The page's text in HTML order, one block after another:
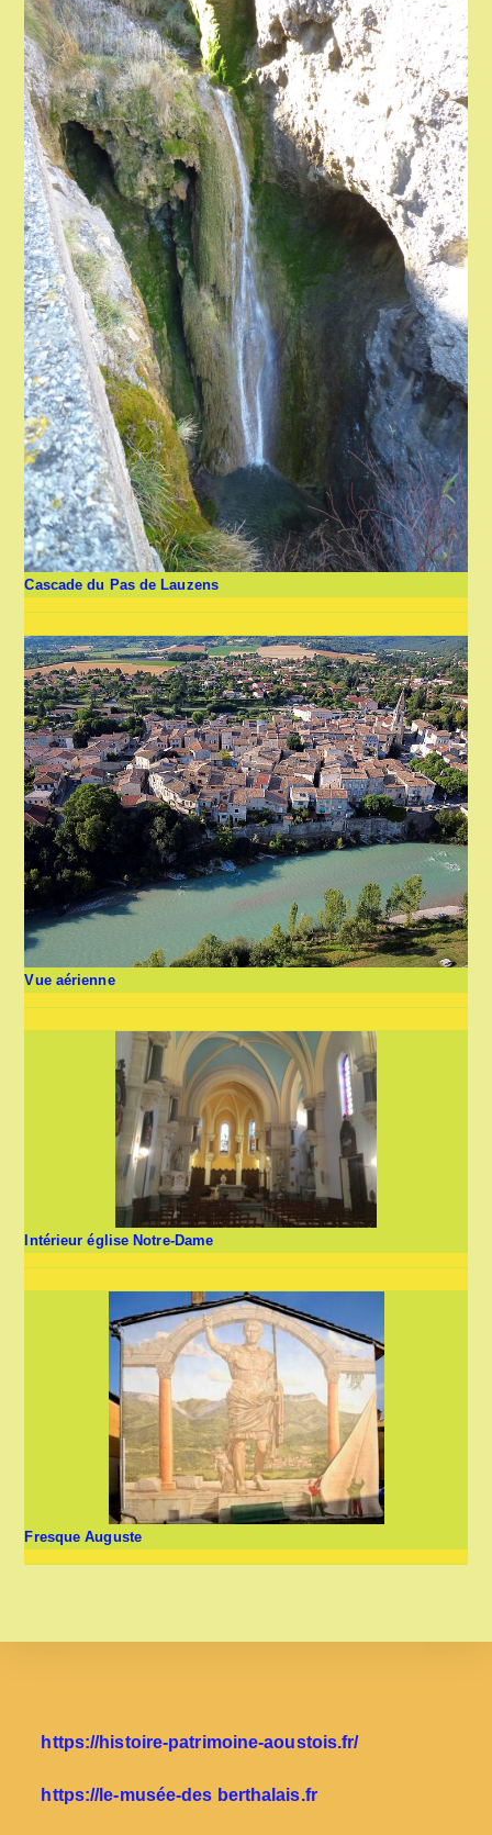
Cascade du Pas de Lauzens
Vue aérienne
Intérieur église Notre-Dame
Fresque Auguste
https://histoire-patrimoine-aoustois.fr/
https://le-musée-des berthalais.fr